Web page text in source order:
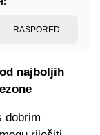
RASPORED
najboljih
dobrim